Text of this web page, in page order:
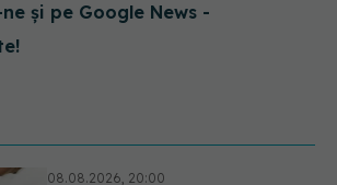
și pe Google News -